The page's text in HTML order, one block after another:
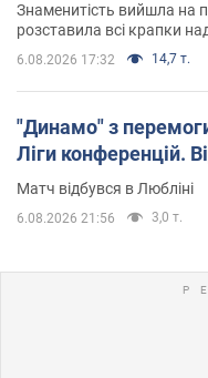
Знаменитість вийшла на
розставила всі крапки над
6.08.2026 17:32 14,7 т.
"Динамо" з перемоги
Ліги конференцій.
Матч відбувся в Любліні
6.08.2026 21:56 3,0 т.